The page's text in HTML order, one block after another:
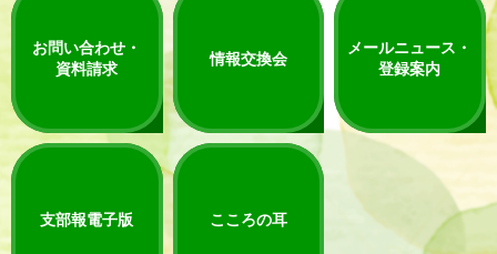
お問い合わせ・
資料請求
情報交換会
メールニュース・
登録案内
支部報電子版 こころの耳